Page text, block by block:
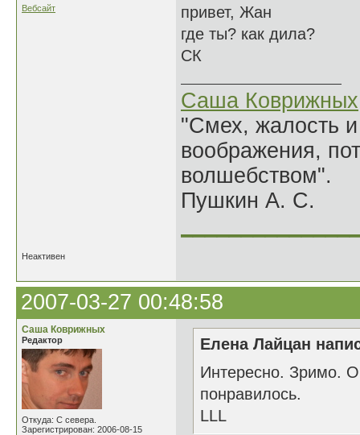
Вебсайт
привет, Жан
где ты? как дила?
СК
Саша Коврижных
"Смех, жалость
воображения,
волшебством".
Пушкин А. С.
Неактивен
2007-03-27 00:48:58
Саша Коврижных
Редактор
Откуда: С севера.
Зарегистрирован: 2006-08-15
Елена Лайцан
Интересно. Зримо.
понравилось.
LLL